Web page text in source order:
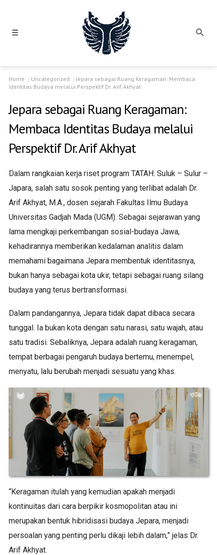
☰
Home Uncategorized
Jepara sebagai Ruang Keragaman: Membaca
Identitas Budaya melalui Perspektif Dr. Arif Akhyat
Jepara sebagai Ruang Keragaman:
Membaca Identitas Budaya melalui
Perspektif Dr. Arif Akhyat
Dalam rangkaian kerja riset program TATAH: Suluk – Sulur –
Japara, salah satu sosok penting yang terlibat adalah Dr.
Arif Akhyat, M.A., dosen sejarah Fakultas Ilmu Budaya
Universitas Gadjah Mada (UGM). Sebagai sejarawan yang
lama mengkaji perkembangan sosial-budaya Jawa,
kehadirannya memberikan kedalaman analitis dalam
memahami bagaimana Jepara membentuk identitasnya,
bukan hanya sebagai kota ukir, tetapi sebagai ruang silang
budaya yang terus bertransformasi.
Dalam pandangannya, Jepara tidak dapat dibaca secara
tunggal. Ia bukan kota dengan satu narasi, satu wajah, atau
satu tradisi. Sebaliknya, Jepara adalah ruang keragaman,
tempat berbagai pengaruh budaya bertemu, menempel,
menyatu, lalu berubah menjadi sesuatu yang khas.
“Keragaman itulah yang kemudian apakah menjadi
kontinuitas dari cara berpikir kosmopolitan atau ini
merupakan bentuk hibridisasi budaya Jepara, menjadi
persoalan yang penting perlu dikaji lebih dalam,” jelas Dr.
Arif Akhyat.